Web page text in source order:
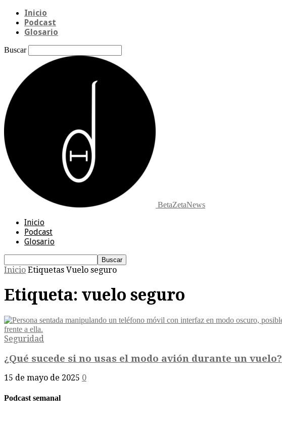
Inicio
Podcast
Glosario
Buscar
BetaZetaNews
Inicio
Podcast
Glosario
Inicio Etiquetas Vuelo seguro
Etiqueta: vuelo seguro
Seguridad
¿Qué sucede si no usas el modo avión durante un vuelo?
15 de mayo de 2025 0
Podcast semanal